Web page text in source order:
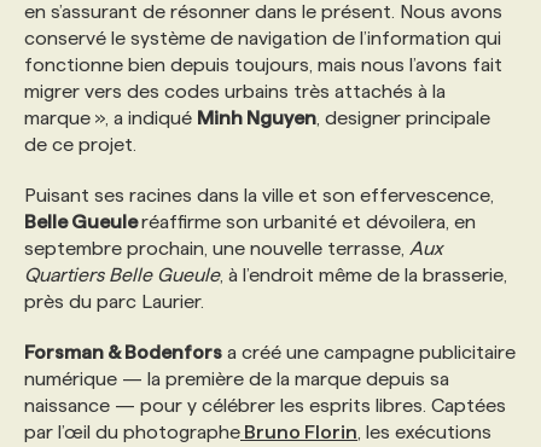
en s’assurant de résonner dans le présent. Nous avons
conservé le système de navigation de l’information qui
fonctionne bien depuis toujours, mais nous l’avons fait
migrer vers des codes urbains très attachés à la
marque », a indiqué Minh Nguyen , designer principale
de ce projet.
Puisant ses racines dans la ville et son effervescence,
Belle Gueuleréaffirme son urbanité et dévoilera, en
septembre prochain, une nouvelle terrasse, Aux
Quartiers Belle Gueule, à l’endroit même de la brasserie,
près du parc Laurier.
Forsman & Bodenfors a créé une campagne publicitaire
numérique — la première de la marque depuis sa
naissance — pour y célébrer les esprits libres. Captées
par l’œil du photographe Bruno Florin , les exécutions